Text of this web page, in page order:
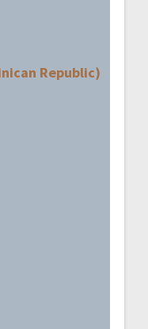
Republic)